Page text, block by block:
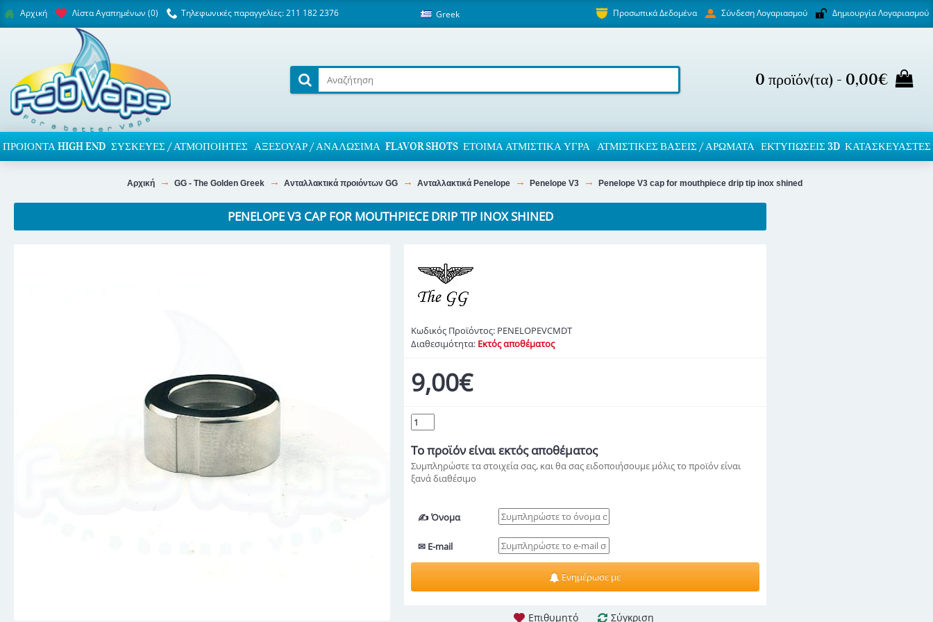
Αρχική Λίστα Αγαπημένων (0) Τηλεφωνικές παραγγελίες: 211 182 2376 Greek Προσωπικά Δεδομένα Σύνδεση Λογαριασμού Δημιουργία Λογαριασμού
0 προϊόν(τα) - 0,00€
ΠΡΟΙΌΝΤΑ HIGH END ΣΥΣΚΕΥΈΣ / ΑΤΜΟΠΟΙΗΤΈΣ ΑΞΕΣΟΥΆΡ / ΑΝΑΛΏΣΙΜΑ FLAVOR SHOTS ΈΤΟΙΜΑ ΑΤΜΙΣΤΙΚΆ ΥΓΡΆ ΑΤΜΙΣΤΙΚΈΣ ΒΆΣΕΙΣ / ΑΡΏΜΑΤΑ ΕΚΤΥΠΏΣΕΙΣ 3D ΚΑΤΑΣΚΕΥΑΣΤΕΣ
Αρχική GG - The Golden Greek Ανταλλακτικά προιόντων GG Ανταλλακτικά Penelope Penelope V3 Penelope V3 cap for mouthpiece drip tip inox shined
PENELOPE V3 CAP FOR MOUTHPIECE DRIP TIP INOX SHINED
Κωδικός Προϊόντος: PENELOPEVCMDT
Διαθεσιμότητα: Εκτός αποθέματος
9,00€
Το προϊόνείναι εκτός αποθέματος
Συμπληρώστε τα στοιχεία σας, και θα σας ειδοποιήσουμε μόλις το προϊόν είναι
ξανά διαθέσιμο
✍ Όνομα
✉ E-mail
Ενημέρωσε με
Επιθυμητό Σύγκριση